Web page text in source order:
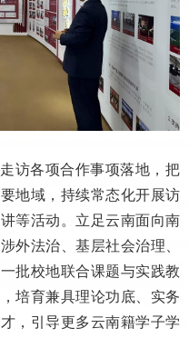
访各项合作事项落地，把
地域，持续常态化开展访
等活动。立足云南面向南
外法治、基层社会治理、
批校地联合课题与实践教
培育兼具理论功底、实务
，引导更多云南籍学子学